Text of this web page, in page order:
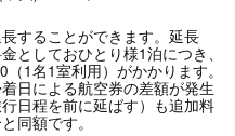
することができます。延長
としておひとり様1泊につき、
1名1室利用）がかかります。
日による航空券の差額が発生
日程を前に延ばす）も追加料
同額です。